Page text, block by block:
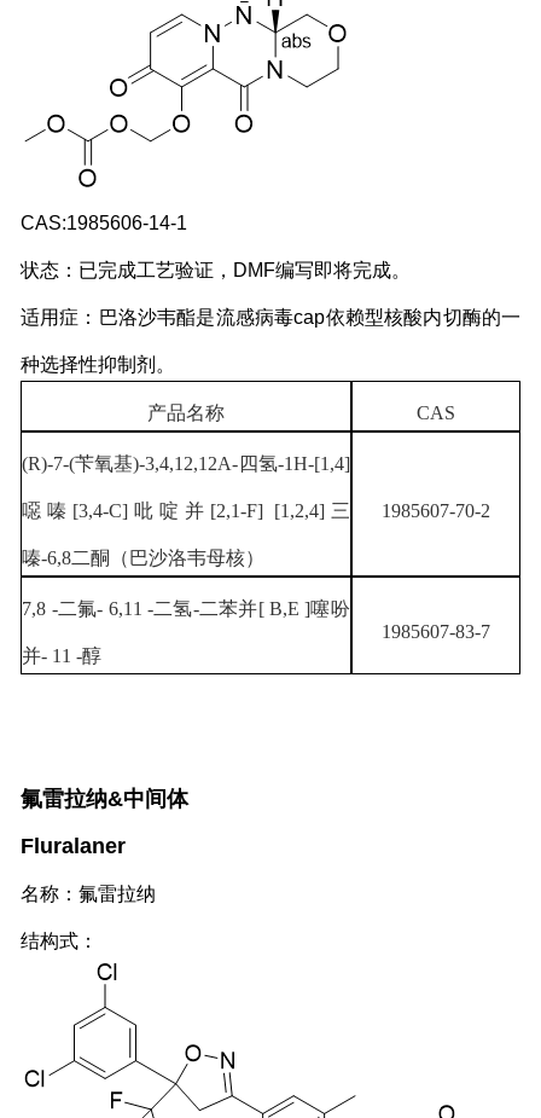
CAS:1985606-14-1
状态：已完成工艺验证，DMF编写即将完成。
适用症：巴洛沙韦酯是流感病毒cap依赖型核酸内切酶的一
种选择性抑制剂。
产品名称 CAS
(R)-7-(苄氧基)-3,4,12,12A-四氢-1H-[1,4]
噁嗪[3,4-C]吡啶并[2,1-F] [1,2,4]三
嗪-6,8二酮（巴沙洛韦母核）
1985607-70-2
7,8 -二氟- 6,11 -二氢-二苯并[ B,E ]噻吩
并- 11 -醇
1985607-83-7
氟雷拉纳&中间体
Fluralaner
名称：氟雷拉纳
结构式：